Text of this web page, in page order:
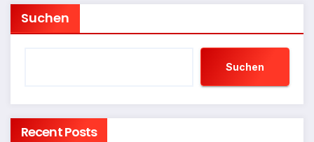
Suchen
Suchen
Recent Posts